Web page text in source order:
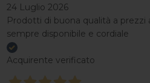
24 Luglio 2026
Prodotti di buona qualità a prezzi
sempre disponibile e cordiale
Acquirente verificato